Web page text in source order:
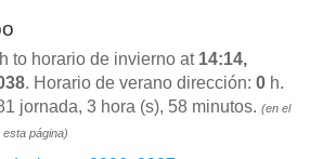
to horario de invierno at 14:14,
. Horario de verano dirección: 0h.
jornada, 3 hora (s), 58 minutos. (en el
página)